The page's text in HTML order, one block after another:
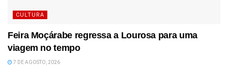
CULTURA
Feira Moçárabe regressa a Lourosa para uma
viagem no tempo
7 DE AGOSTO, 2026